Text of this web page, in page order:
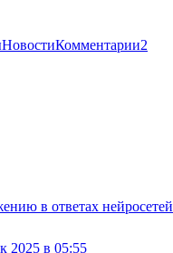
НовостиКомментарии2
в ответах нейросетей
2025 в 05:55